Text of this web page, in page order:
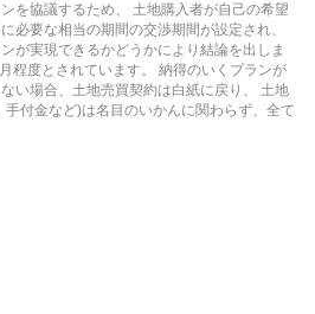
を協議するため、 土地購入者が自己の希望
必要な相当の期間の交渉期間が設定され、
が実現できるかどうかにより結論を出しま
程度とされています。 納得のいくプランが
い場合、土地売買契約は白紙に戻り、 土地
付金など)は名目のいかんに関わらず、全て